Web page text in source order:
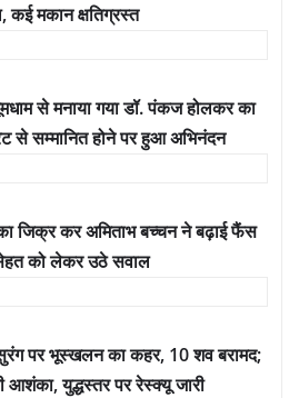
कई मकान क्षतिग्रस्त
से मनाया गया डॉ. पंकज होलकर का
से सम्मानित होने पर हुआ अभिनंदन
जिक्र कर अमिताभ बच्चन ने बढ़ाई फैंस
को लेकर उठे सवाल
सुरंग पर भूस्खलन का कहर, 10 शव बरामद;
युद्धस्तर पर रेस्क्यू जारी